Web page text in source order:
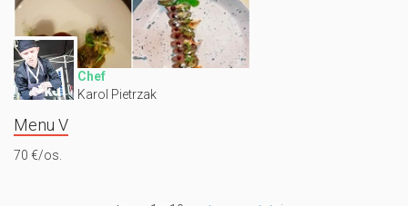
Chef
Karol Pietrzak
Menu V
70 €/os.